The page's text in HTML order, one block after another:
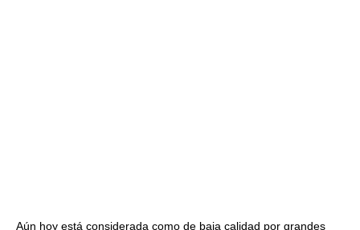
Aún hoy está considerada como de baja calidad por grandes